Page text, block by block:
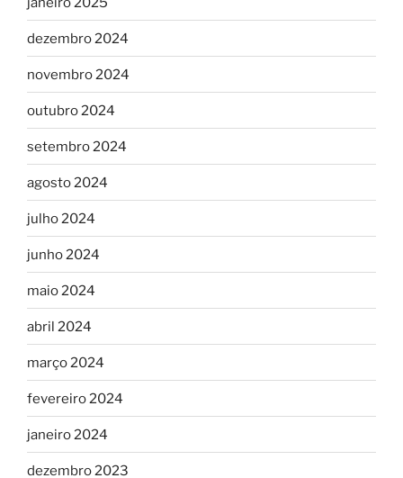
dezembro 2024
novembro 2024
outubro 2024
setembro 2024
agosto 2024
julho 2024
junho 2024
maio 2024
abril 2024
março 2024
fevereiro 2024
janeiro 2024
dezembro 2023